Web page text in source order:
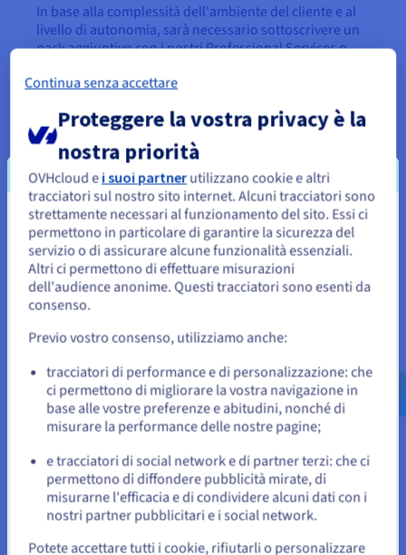
In base alla complessità dell'ambiente del cliente e al
livello di autonomia, sarà necessario sottoscrivere un
pack aggiuntivo con i nostri Professional Services o
Vorresti ricevere una demo
o un preventivo?
Chiedi di essere ricontattato gratuitamente da un
Contattaci
Opzioni
Sembra che la tua localizzazione sia
Stati Uniti
Per effettuare un ordine da Stati Uniti, è necessario accedere al
sito web del Paese e creare un account.
Vai al sito Stati Uniti
us.ovhcloud.com/
Inglese USD - $
o
Resta sul sito web attuale
Seleziona un altro sito web
Continua senza accettare
Proteggere la vostra privacy è la
nostra priorità
OVHcloud e i suoi partnerutilizzano cookie e altri
tracciatori sul nostro sito internet. Alcuni tracciatori sono
strettamente necessari al funzionamento del sito. Essi ci
permettono in particolare di garantire la sicurezza del
servizio o di assicurare alcune funzionalità essenziali.
Altri ci permettono di effettuare misurazioni
dell'audience anonime. Questi tracciatori sono esenti da
consenso.
Previo vostro consenso, utilizziamo anche:
tracciatori di performance e di personalizzazione: che
ci permettono di migliorare la vostra navigazione in
base alle vostre preferenze e abitudini, nonché di
misurare la performance delle nostre pagine;
e tracciatori di social network e di partner terzi: che ci
permettono di diffondere pubblicità mirate, di
misurarne l'efficacia e di condividere alcuni dati con i
nostri partner pubblicitari e i social network.
Potete accettare tutti i cookie, rifiutarli o personalizzare